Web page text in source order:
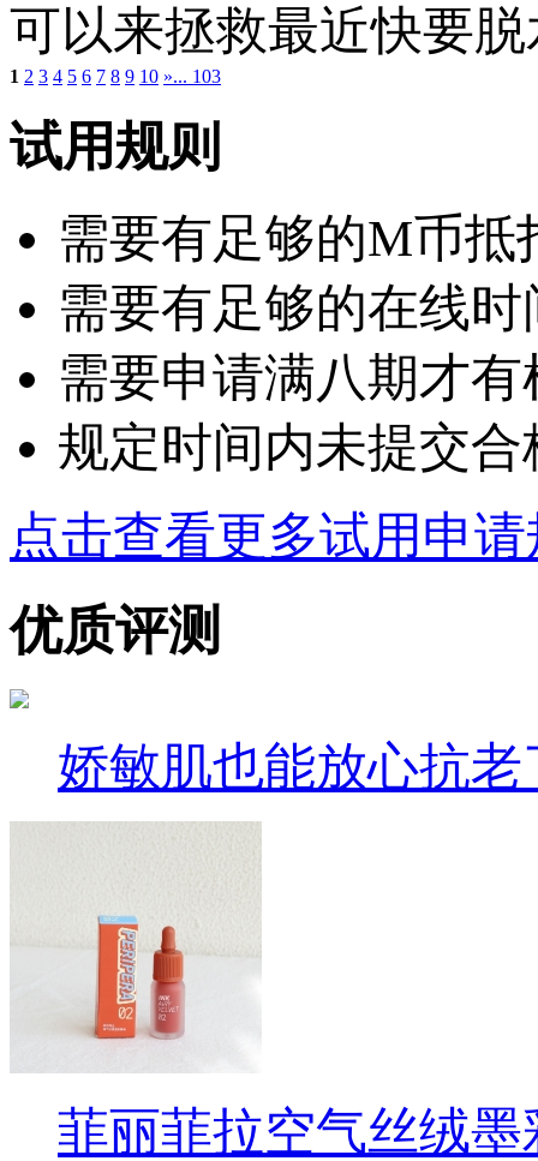
可以来拯救最近快要
1 2 3 4 5 6 7 8 9 10 »... 103
试用规则
需要有足够的M币抵
需要有足够的在线
需要申请满八期才
规定时间内未提交
点击查看更多试用申
优质评测
娇敏肌也能放心抗老
菲丽菲拉空气丝绒